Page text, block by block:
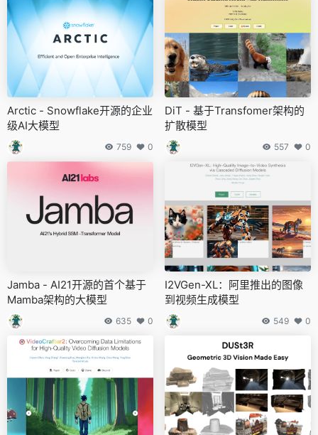
Arctic - Snowflake开源的企业
级AI大模型
759 0
DiT - 基于Transfomer架构的
扩散模型
557 0
Jamba - AI21开源的首个基于
Mamba架构的大模型
635 0
I2VGen-XL：阿里推出的图像
到视频生成模型
549 0